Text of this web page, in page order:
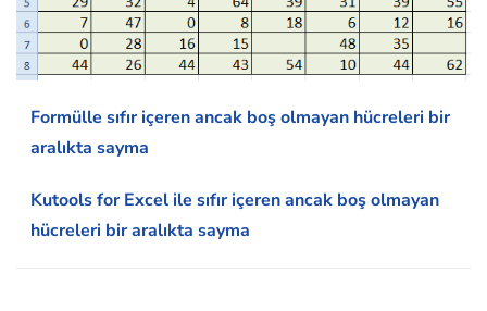
Formülle sıfır içeren ancak boş olmayan hücreleri bir
aralıkta sayma
Kutools for Excel ile sıfır içeren ancak boş olmayan
hücreleri bir aralıkta sayma